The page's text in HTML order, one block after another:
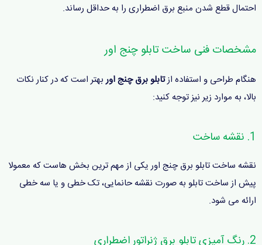
احتمال قطع شدن منبع برق اضطراری را به حداقل رساند.
مشخصات فنی ساخت تابلو چنج اور
هنگام طراحی و استفاده ازتابلو برق چنج اوربهتر است که در کنار نکات
بالا، به موارد زیر نیز توجه کنید:
1. نقشه ساخت
نقشه ساخت تابلو برق چنج اور یکی از مهم ترین بخش هاست که معمولا
پیش از ساخت تابلو به صورت نقشه حانمایی، تک خطی و یا سه خطی
ارائه می شود.
2. رنگ آمیزی تابلو برق ژنراتور اضطراری